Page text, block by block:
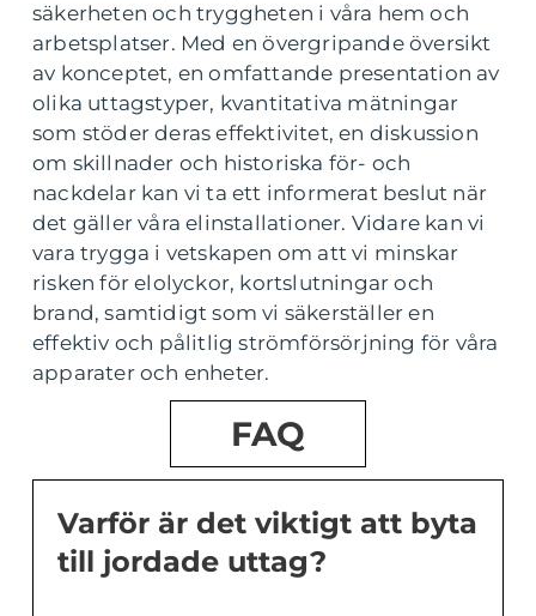
säkerheten och tryggheten i våra hem och
arbetsplatser. Med en övergripande översikt
av konceptet, en omfattande presentation av
olika uttagstyper, kvantitativa mätningar
som stöder deras effektivitet, en diskussion
om skillnader och historiska för- och
nackdelar kan vi ta ett informerat beslut när
det gäller våra elinstallationer. Vidare kan vi
vara trygga i vetskapen om att vi minskar
risken för elolyckor, kortslutningar och
brand, samtidigt som vi säkerställer en
effektiv och pålitlig strömförsörjning för våra
apparater och enheter.
FAQ
Varför är det viktigt att byta
till jordade uttag?